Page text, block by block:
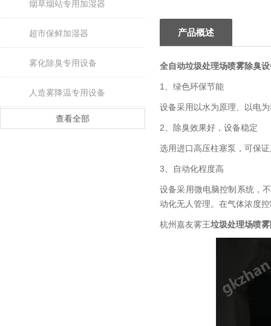
烟草烟站专用加湿器
超市保鲜加湿器
雾化除臭专用设备
人造雾降温专用设备
查看全部
产品概述
全自动垃圾处理场喷雾除臭
1、绿色环保节能
设备采用以水为原理、以电
2、除臭效果好，设备稳定
选用进口高压柱塞泵，可保
3、自动化程度高
设备采用微电脑控制系统，
动化无人管理。在气体浓度
杭州嘉友雾王垃圾处理场喷